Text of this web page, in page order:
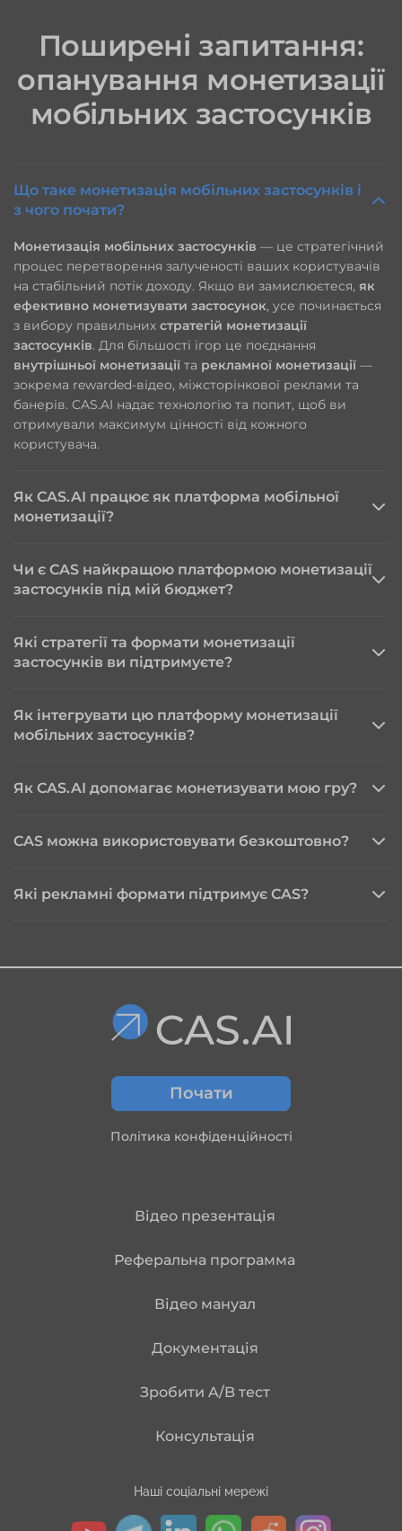
Поширені запитання:
опанування монетизації
мобільних застосунків
Що таке монетизація мобільних застосунків і
з чого почати?
Монетизація мобільних застосунків — це стратегічний
процес перетворення залученості ваших користувачів
на стабільний потік доходу. Якщо ви замислюєтеся, як
ефективно монетизувати застосунок, усе починається
з вибору правильних стратегій монетизації
застосунків. Для більшості ігор це поєднання
внутрішньої монетизації та рекламної монетизації —
зокрема rewarded-відео, міжсторінкової реклами та
банерів. CAS.AI надає технологію та попит, щоб ви
отримували максимум цінності від кожного
користувача.
Як CAS.AI працює як платформа мобільної
монетизації?
платформа монетизації мобільних застосунків
Видавництво:
Чи є CAS найкращою платформою монетизації
застосунків під мій бюджет?
Які стратегії та формати монетизації
застосунків ви підтримуєте?
Як інтегрувати цю платформу монетизації
мобільних застосунків?
Як CAS.AI допомагає монетизувати мою гру?
CAS можна використовувати безкоштовно?
Які рекламні формати підтримує CAS?
Почати
Політика конфіденційності
Відео презентація
Реферальна программа
Відео мануал
Документація
Зробити A/B тест
Консультація
Наші соціальні мережі